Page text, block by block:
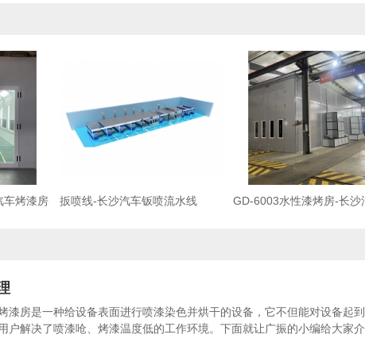
车烤漆房 扳喷线-长沙汽车钣喷流水线
GD-6003水性漆烤房-长沙
漆房是一种给设备表面进行喷漆染色并烘干的设备，它不但能对设备起
户解决了喷漆呛、烤漆温度低的工作环境。下面就让广振的小编给大家